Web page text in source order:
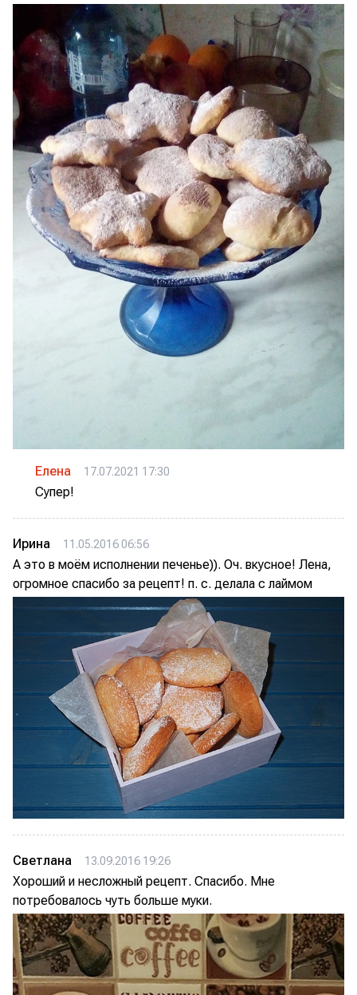
Елена 17.07.2021 17:30
Супер!
Ирина 11.05.2016 06:56
А это в моём исполнении печенье)). Оч. вкусное! Лена,
огромное спасибо за рецепт! п. с. делала с лаймом
Светлана 13.09.2016 19:26
Хороший и несложный рецепт. Спасибо. Мне
потребовалось чуть больше муки.